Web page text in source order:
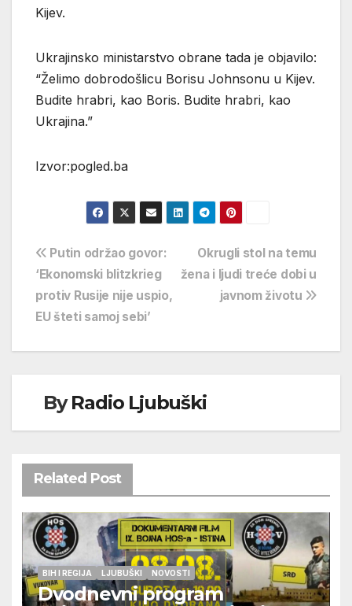
Kijev.
Ukrajinsko ministarstvo obrane tada je objavilo:
“Želimo dobrodošlicu Borisu Johnsonu u Kijev.
Budite hrabri, kao Boris. Budite hrabri, kao
Ukrajina.”
Izvor:pogled.ba
Navigacija
objava
Okrugli stol na temu
žena i ljudi treće dobi u
javnom životu
Putin održao govor:
‘Ekonomski blitzkrieg
protiv Rusije nije uspio,
EU šteti samoj sebi’
ByRadio Ljubuški
Related Post
BIH I REGIJA LJUBUŠKI NOVOSTI
Dvodnevni program